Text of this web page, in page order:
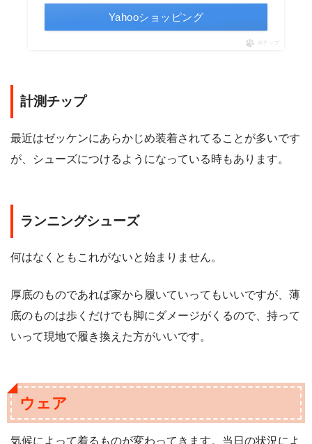
Yahooショッピング
ポチップ
計測チップ
最近はゼッケンにあらかじめ装着されてることが多いです
が、シューズにつけるようになっている時もあります。
ランニングシューズ
何はなくともこれがないと始まりません。
厚底のものであれば家から履いていってもいいですが、薄
底のものは歩くだけでも脚にダメージがくるので、持って
いって現地で履き換えた方がいいです。
ウェア
気候によって着るものが変わってきます。当日の状況によ